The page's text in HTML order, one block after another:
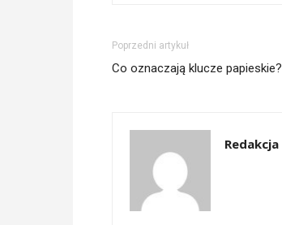
Poprzedni artykuł
Co oznaczają klucze papieskie?
Redakcja